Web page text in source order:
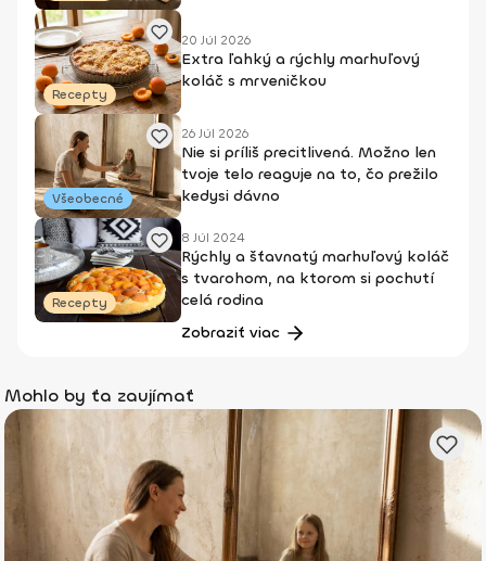
Recepty
20 Júl 2026
Extra ľahký a rýchly marhuľový
koláč s mrveničkou
Všeobecné
26 Júl 2026
Nie si príliš precitlivená. Možno len
tvoje telo reaguje na to, čo prežilo
kedysi dávno
Recepty
8 Júl 2024
Rýchly a šťavnatý marhuľový koláč
s tvarohom, na ktorom si pochutí
celá rodina
Zobraziť viac
Mohlo by ťa zaujímať